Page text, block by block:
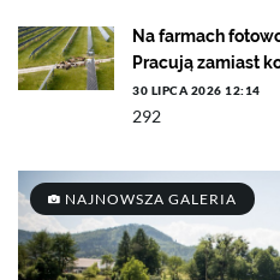
Na farmach
Pracują zamiast
30 LIPCA 2026 12:14
292
NAJNOWSZA GALERIA